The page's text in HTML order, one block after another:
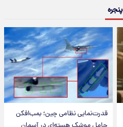
پنجره
قدرت‌نمایی نظامی چین؛ بمب‌افکن